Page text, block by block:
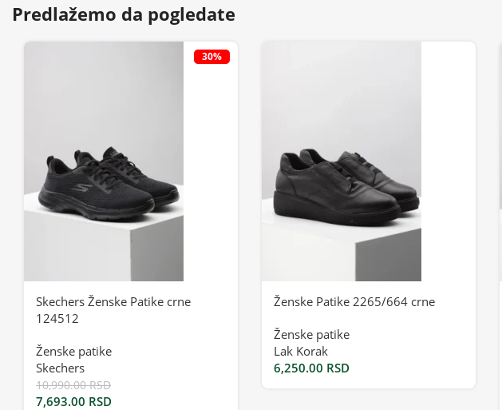
Predlažemo da pogledate
30%
Skechers Ženske Patike crne
124512
Ženske patike
Skechers
10,990.00RSD
7,693.00 RSD
Ženske Patike 2265/664 crne
Ženske patike
Lak Korak
6,250.00 RSD